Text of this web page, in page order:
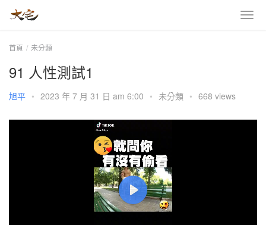
首頁 未分類
91 人性測試1
旭平 • 2023 年 7 月 31 日 am 6:00 • 未分類 • 668 views
P